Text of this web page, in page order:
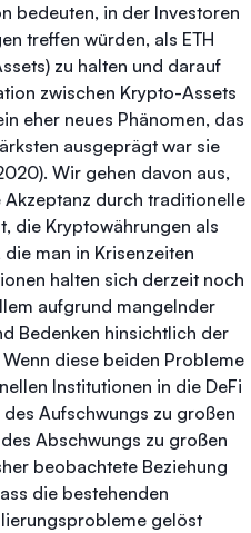
bedeuten, in der Investoren
treffen würden, als ETH
zu halten und darauf
zwischen Krypto-Assets
eher neues Phänomen, das
ausgeprägt war sie
Wir gehen davon aus,
durch traditionelle
die Kryptowährungen als
man in Krisenzeiten
halten sich derzeit noch
aufgrund mangelnder
Bedenken hinsichtlich der
diese beiden Probleme
Institutionen in die DeFi
Aufschwungs zu großen
Abschwungs zu großen
beobachtete Beziehung
die bestehenden
gelöst